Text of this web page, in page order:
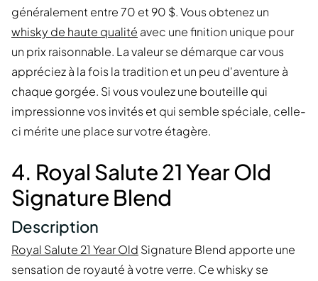
généralement entre 70 et 90 $. Vous obtenez un
whisky de haute qualité avec une finition unique pour
un prix raisonnable. La valeur se démarque car vous
appréciez à la fois la tradition et un peu d'aventure à
chaque gorgée. Si vous voulez une bouteille qui
impressionne vos invités et qui semble spéciale, celle-
ci mérite une place sur votre étagère.
4. Royal Salute 21 Year Old
Signature Blend
Description
Royal Salute 21 Year Old Signature Blend apporte une
sensation de royauté à votre verre. Ce whisky se